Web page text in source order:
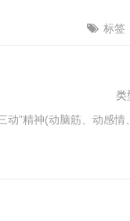
标签
类
”精神(动脑筋、动感